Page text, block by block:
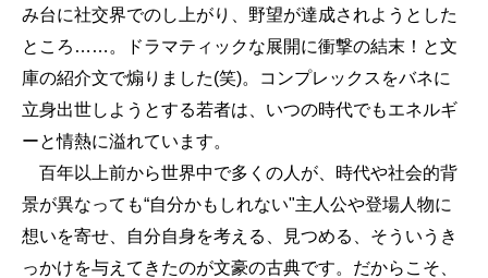
み台に社交界でのし上がり、野望が達成されようとした
ところ……。ドラマティックな展開に衝撃の結末！と文
庫の紹介文で煽りました(笑)。コンプレックスをバネに
立身出世しようとする若者は、いつの時代でもエネルギ
ーと情熱に溢れています。
百年以上前から世界中で多くの人が、時代や社会的背
景が異なっても“自分かもしれない"主人公や登場人物に
想いを寄せ、自分自身を考える、見つめる、そういうき
っかけを与えてきたのが文豪の古典です。だからこそ、